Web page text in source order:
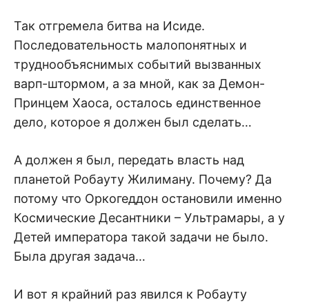
Так отгремела битва на Исиде.
Последовательность малопонятных и
труднообъяснимых событий вызванных
варп-штормом, а за мной, как за Демон-
Принцем Хаоса, осталось единственное
дело, которое я должен был сделать…
А должен я был, передать власть над
планетой Робауту Жилиману. Почему? Да
потому что Оркогеддон остановили именно
Космические Десантники – Ультрамары, а у
Детей императора такой задачи не было.
Была другая задача…
И вот я крайний раз явился к Робауту